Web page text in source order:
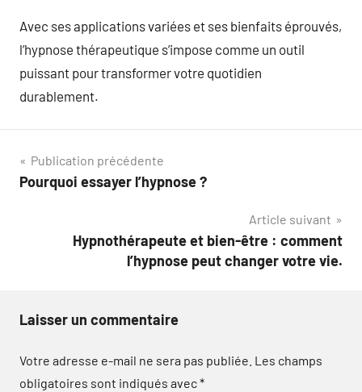
Avec ses applications variées et ses bienfaits éprouvés,
l’hypnose thérapeutique s’impose comme un outil
puissant pour transformer votre quotidien
durablement.
Navigation
de
Publication précédente
Pourquoi essayer l’hypnose ?
Article suivant
Hypnothérapeute et bien-être : comment
l’hypnose peut changer votre vie.
Laisser un commentaire
Votre adresse e-mail ne sera pas publiée. Les champs
obligatoires sont indiqués avec*